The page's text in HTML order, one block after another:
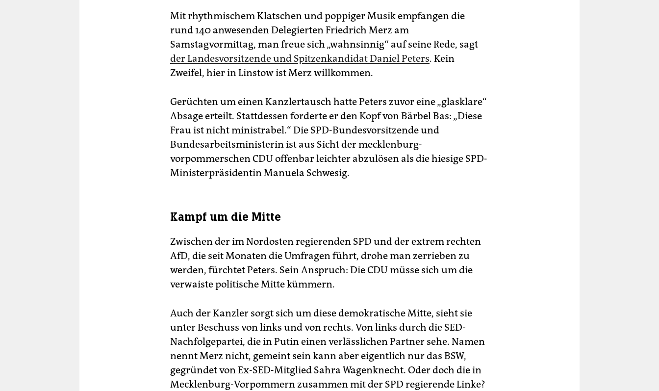
Mit rhythmischem Klatschen und poppiger Musik empfangen die
rund 140 anwesenden Delegierten Friedrich Merz am
Samstagvormittag, man freue sich „wahnsinnig“ auf seine Rede, sagt
der Landesvorsitzende und Spitzenkandidat Daniel Peters. Kein
Zweifel, hier in Linstow ist Merz willkommen.
Gerüchten um einen Kanzlertausch hatte Peters zuvor eine „glasklare“
Absage erteilt. Stattdessen forderte er den Kopf von Bärbel Bas: „Diese
Frau ist nicht ministrabel.“ Die SPD-Bundesvorsitzende und
Bundesarbeitsministerin ist aus Sicht der mecklenburg-
vorpommerschen CDU offenbar leichter abzulösen als die hiesige SPD-
Ministerpräsidentin Manuela Schwesig.
Kampf um die Mitte
Zwischen der im Nordosten regierenden SPD und der extrem rechten
AfD, die seit Monaten die Umfragen führt, drohe man zerrieben zu
werden, fürchtet Peters. Sein Anspruch: Die CDU müsse sich um die
verwaiste politische Mitte kümmern.
Auch der Kanzler sorgt sich um diese demokratische Mitte, sieht sie
unter Beschuss von links und von rechts. Von links durch die SED-
Nachfolgepartei, die in Putin einen verlässlichen Partner sehe. Namen
nennt Merz nicht, gemeint sein kann aber eigentlich nur das BSW,
gegründet von Ex-SED-Mitglied Sahra Wagenknecht. Oder doch die in
Mecklenburg-Vorpommern zusammen mit der SPD regierende Linke?